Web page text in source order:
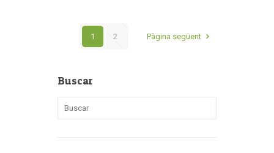
1 2 Pàgina següent
Buscar